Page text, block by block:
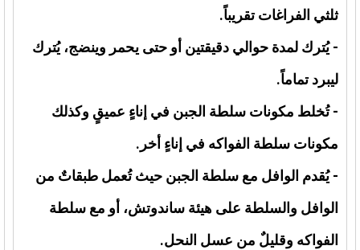
ثلثي الفراغات تقريباً.
- يُترك لمدة حوالي دقيقتين أو حتى يحمر وينضج، يُترك
ليبرد تماماً.
- تُخلط مكونات سلطة الجبن في إناءٍ عميقٍ وكذلك
مكونات سلطة الفواكه في إناءٍ أخر.
- يُقدم الوافل مع سلطة الجبن حيث تُعمل طبقاتٌ من
الوافل والسلطة على هيئة ساندوتش، أو مع سلطة
الفواكه وقليلٌ من عسل النحل.